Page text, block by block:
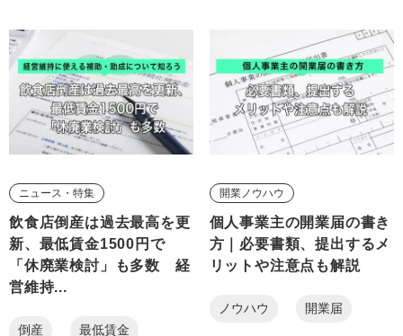
ニュース・特集
飲食店倒産は過去最高を更
新、最低賃金1500円で
「休廃業検討」も多数 経
営維持...
倒産 最低賃金
開業ノウハウ
個人事業主の開業届の書き
方｜必要書類、提出するメ
リットや注意点も解説
ノウハウ 開業届